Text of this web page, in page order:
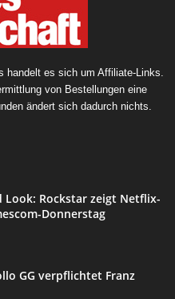
handelt es sich um Affiliate-Links.
von Bestellungen eine
ändert sich dadurch nichts.
Look: Rockstar zeigt Netflix-
Donnerstag
GG verpflichtet Franz